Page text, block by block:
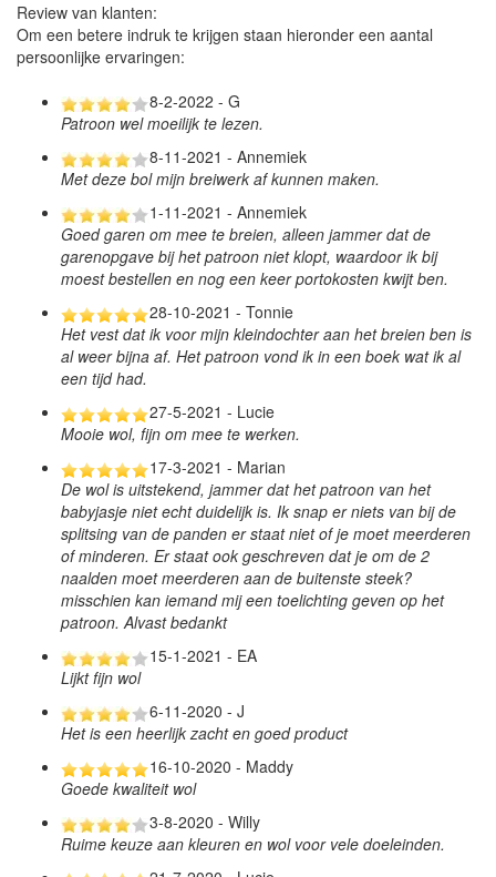
Review van klanten:
Om een betere indruk te krijgen staan hieronder een aantal
persoonlijke ervaringen:
8-2-2022 - G
Patroon wel moeilijk te lezen.
8-11-2021 - Annemiek
Met deze bol mijn breiwerk af kunnen maken.
1-11-2021 - Annemiek
Goed garen om mee te breien, alleen jammer dat de
garenopgave bij het patroon niet klopt, waardoor ik bij
moest bestellen en nog een keer portokosten kwijt ben.
28-10-2021 - Tonnie
Het vest dat ik voor mijn kleindochter aan het breien ben is
al weer bijna af. Het patroon vond ik in een boek wat ik al
een tijd had.
27-5-2021 - Lucie
Mooie wol, fijn om mee te werken.
17-3-2021 - Marian
De wol is uitstekend, jammer dat het patroon van het
babyjasje niet echt duidelijk is. Ik snap er niets van bij de
splitsing van de panden er staat niet of je moet meerderen
of minderen. Er staat ook geschreven dat je om de 2
naalden moet meerderen aan de buitenste steek?
misschien kan iemand mij een toelichting geven op het
patroon. Alvast bedankt
15-1-2021 - EA
Lijkt fijn wol
6-11-2020 - J
Het is een heerlijk zacht en goed product
16-10-2020 - Maddy
Goede kwaliteit wol
3-8-2020 - Willy
Ruime keuze aan kleuren en wol voor vele doeleinden.